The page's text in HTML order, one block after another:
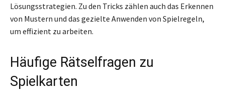
Lösungsstrategien. Zu den Tricks zählen auch das Erkennen
von Mustern und das gezielte Anwenden von Spielregeln,
um effizient zu arbeiten.
Häufige Rätselfragen zu
Spielkarten